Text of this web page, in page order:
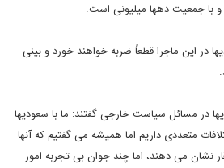
و با جمعیت دهها میلیونی است.
در این ماجرا قطعاً ضربه خواهند خورد و بینی
در مسائل سیاست خارجی گفتند: ما با سعودیها
متعددی داریم اما همیشه می گفتیم که آنها
نشان می دهند، اما چند جوان بی تجربه امور